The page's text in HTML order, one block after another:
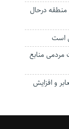
منطقه درحال
است
مردمی منابع
و افزایش